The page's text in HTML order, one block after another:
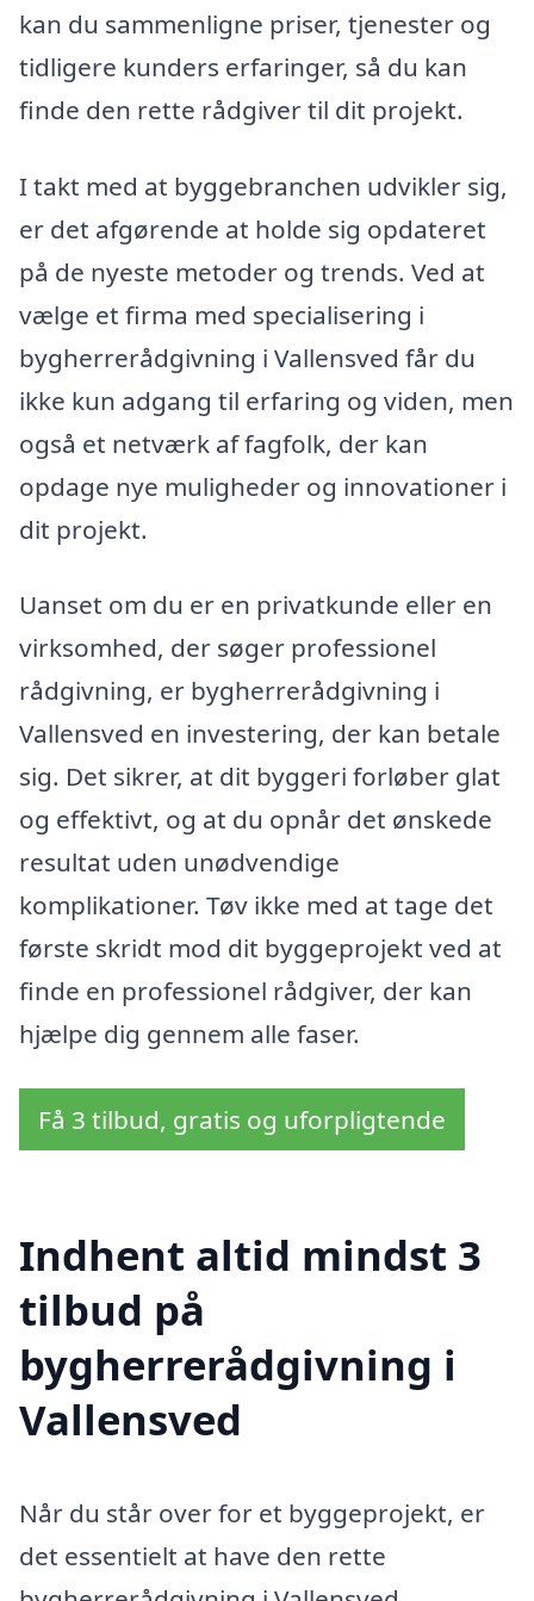
kan du sammenligne priser, tjenester og
tidligere kunders erfaringer, så du kan
finde den rette rådgiver til dit projekt.
I takt med at byggebranchen udvikler sig,
er det afgørende at holde sig opdateret
på de nyeste metoder og trends. Ved at
vælge et firma med specialisering i
bygherrerådgivning i Vallensved får du
ikke kun adgang til erfaring og viden, men
også et netværk af fagfolk, der kan
opdage nye muligheder og innovationer i
dit projekt.
Uanset om du er en privatkunde eller en
virksomhed, der søger professionel
rådgivning, er bygherrerådgivning i
Vallensved en investering, der kan betale
sig. Det sikrer, at dit byggeri forløber glat
og effektivt, og at du opnår det ønskede
resultat uden unødvendige
komplikationer. Tøv ikke med at tage det
første skridt mod dit byggeprojekt ved at
finde en professionel rådgiver, der kan
hjælpe dig gennem alle faser.
Få 3 tilbud, gratis og uforpligtende
Indhent altid mindst 3
tilbud på
bygherrerådgivning i
Vallensved
Når du står over for et byggeprojekt, er
det essentielt at have den rette